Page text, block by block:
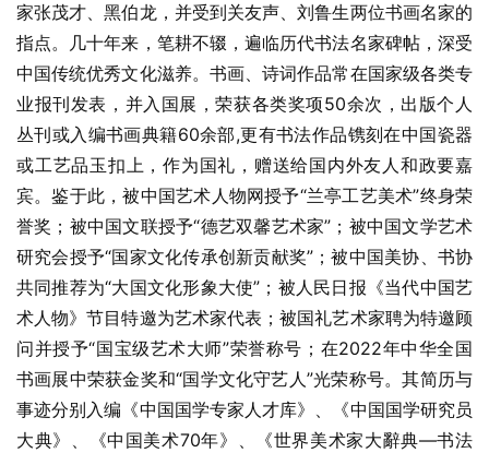
家张茂才、黑伯龙，并受到关友声、刘鲁生两位书画名家的
指点。几十年来，笔耕不辍，遍临历代书法名家碑帖，深受
中国传统优秀文化滋养。书画、诗词作品常在国家级各类专
业报刊发表，并入国展，荣获各类奖项50余次，出版个人
丛刊或入编书画典籍60余部,更有书法作品镌刻在中国瓷器
或工艺品玉扣上，作为国礼，赠送给国内外友人和政要嘉
宾。鉴于此，被中国艺术人物网授予“兰亭工艺美术”终身荣
誉奖；被中国文联授予“德艺双馨艺术家”；被中国文学艺术
研究会授予“国家文化传承创新贡献奖”；被中国美协、书协
共同推荐为“大国文化形象大使”；被人民日报《当代中国艺
术人物》节目特邀为艺术家代表；被国礼艺术家聘为特邀顾
问并授予“国宝级艺术大师”荣誉称号；在2022年中华全国
书画展中荣获金奖和“国学文化守艺人”光荣称号。其简历与
事迹分别入编《中国国学专家人才库》、《中国国学研究员
大典》、《中国美术70年》、《世界美术家大辭典—书法